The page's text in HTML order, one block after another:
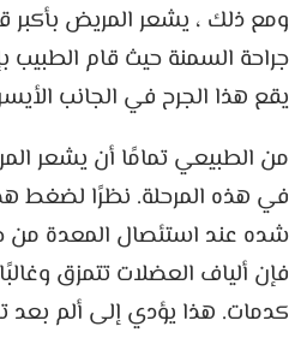
ومع ذلك ، يشعر المريض بأكبر
جراحة السمنة حيث قام الطبيب
يقع هذا الجرح في الجانب
من الطبيعي تمامًا أن يشعر
في هذه المرحلة. نظرًا لضغط
شده عند استئصال المعدة من
فإن ألياف العضلات تتمزق
كدمات. هذا يؤدي إلى ألم بعد